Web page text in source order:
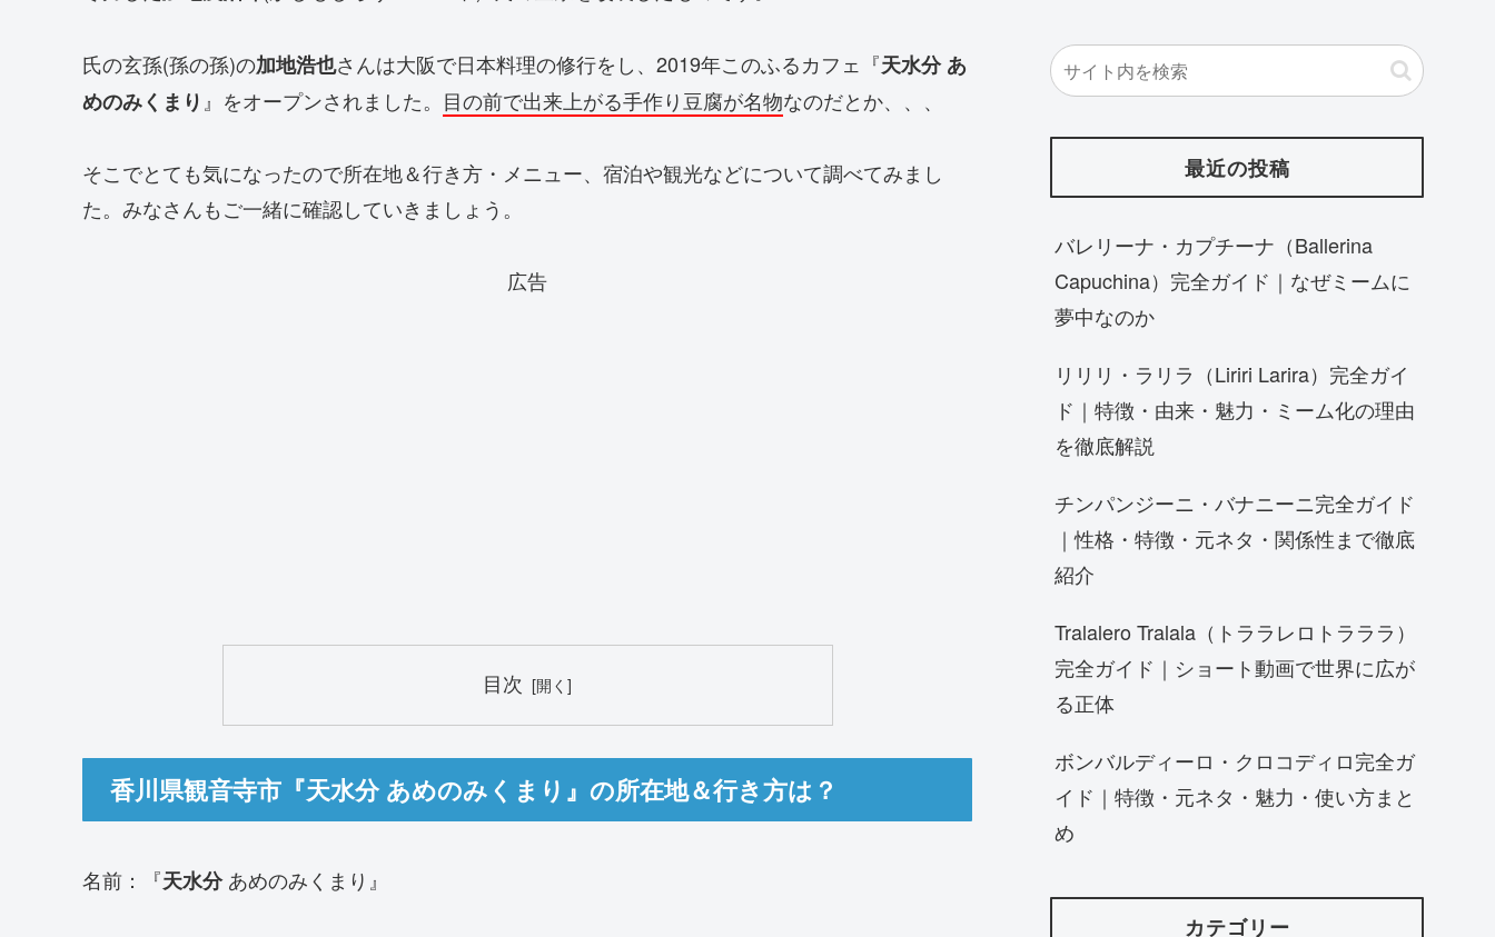
氏の玄孫(孫の孫)の加地浩也さんは大阪で日本料理の修行をし、2019年このふるカフェ『天水分 あ
めのみくまり 』をオープンされました。 目の前で出来上がる手作り豆腐が名物なのだとか、、、
そこでとても気になったので所在地＆行き方・メニュー、宿泊や観光などについて調べてみまし
た。みなさんもご一緒に確認していきましょう。
広告
目次
香川県観音寺市『天水分 あめのみくまり』の所在地＆行き方は？
名前：『天水分あめのみくまり』
最近の投稿
バレリーナ・カプチーナ（Ballerina
Capuchina）完全ガイド｜なぜミームに
夢中なのか
リリリ・ラリラ（Liriri Larira）完全ガイ
ド｜特徴・由来・魅力・ミーム化の理由
を徹底解説
チンパンジーニ・バナニーニ完全ガイド
｜性格・特徴・元ネタ・関係性まで徹底
紹介
Tralalero Tralala（トララレロトラララ）
完全ガイド｜ショート動画で世界に広が
る正体
ボンバルディーロ・クロコディロ完全ガ
イド｜特徴・元ネタ・魅力・使い方まと
め
カテゴリー